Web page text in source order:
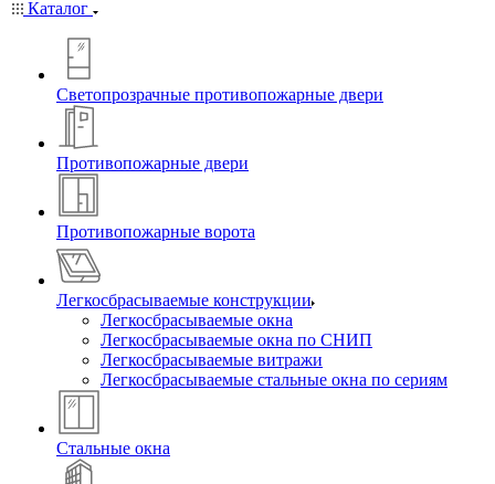
Каталог
Светопрозрачные противопожарные двери
Противопожарные двери
Противопожарные ворота
Легкосбрасываемые конструкции
Легкосбрасываемые окна
Легкосбрасываемые окна по СНИП
Легкосбрасываемые витражи
Легкосбрасываемые стальные окна по сериям
Стальные окна